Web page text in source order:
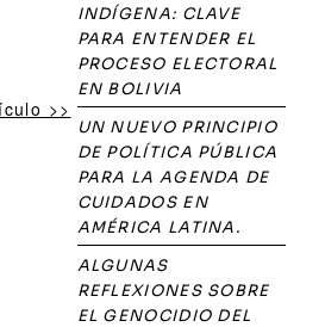
>>
INDÍGENA: CLAVE
PARA ENTENDER EL
PROCESO ELECTORAL
EN BOLIVIA
UN NUEVO PRINCIPIO
DE POLÍTICA PÚBLICA
PARA LA AGENDA DE
CUIDADOS EN
AMÉRICA LATINA.
ALGUNAS
REFLEXIONES SOBRE
EL GENOCIDIO DEL